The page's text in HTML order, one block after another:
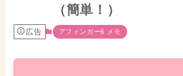
（簡単！）
広告 アフィンガー6 メモ